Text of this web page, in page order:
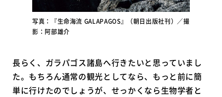
写真：『生命海流 GALAPAGOS』（朝日出版社刊）／撮
影：阿部雄介
長らく、ガラパゴス諸島へ行きたいと思っていまし
た。もちろん通常の観光としてなら、もっと前に簡
単に行けたのでしょうが、せっかくなら生物学者と